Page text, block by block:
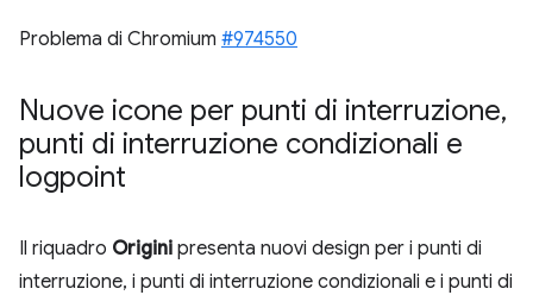
Problema di Chromium #974550
Nuove icone per punti di interruzione,
punti di interruzione condizionali e
logpoint
Il riquadro Origini presenta nuovi design per i punti di
interruzione, i punti di interruzione condizionali e i punti di